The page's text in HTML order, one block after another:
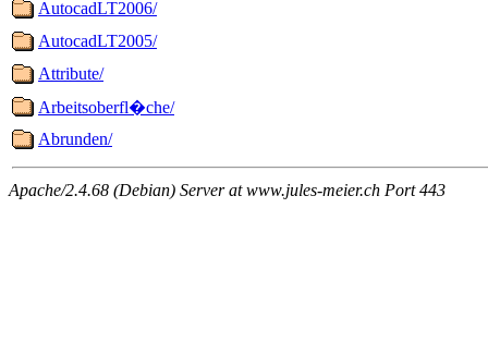
AutocadLT2006/
AutocadLT2005/
Attribute/
Arbeitsoberfl�che/
Abrunden/
Apache/2.4.68 (Debian) Server at www.jules-meier.ch Port 443